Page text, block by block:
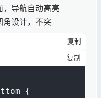
，导航自动高亮​
角设计，不突
复制
复制
{